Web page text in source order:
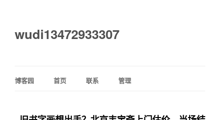
wudi13472933307
博客园 首页 联系 管理